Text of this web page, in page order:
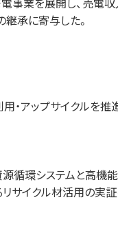
承に寄与した。
アップサイクルを推
循環システムと⾼機
サイクル材活⽤の実